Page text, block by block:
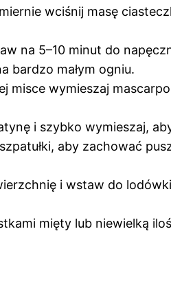
wciśnij masę
na 5–10 minut do
bardzo małym ogniu.
wymieszaj
i szybko wymieszaj,
aby zachować
i wstaw do
mięty lub niewielką